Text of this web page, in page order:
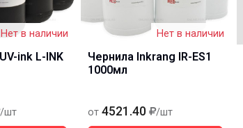
Нет в наличии
ink L-INK
/шт
Нет в наличии
Чернила Inkrang IR-ES1
1000мл
от 4521.40 /шт